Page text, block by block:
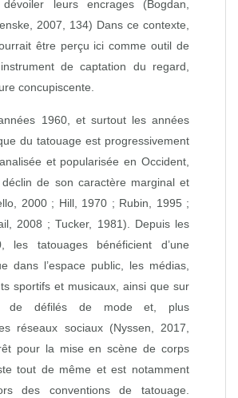
leurs encrages (Bogdan,
2007, 134) Dans ce contexte,
être perçu ici comme outil de
de captation du regard,
concupiscente.
1960, et surtout les années
du tatouage est progressivement
et popularisée en Occident,
de son caractère marginal et
2000 ; Hill, 1970 ; Rubin, 1995 ;
2008 ; Tucker, 1981). Depuis les
les tatouages bénéficient d’une
dans l’espace public, les médias,
sportifs et musicaux, ainsi que sur
de défilés de mode et, plus
réseaux sociaux (Nyssen, 2017,
pour la mise en scène de corps
tout de même et est notamment
des conventions de tatouage.